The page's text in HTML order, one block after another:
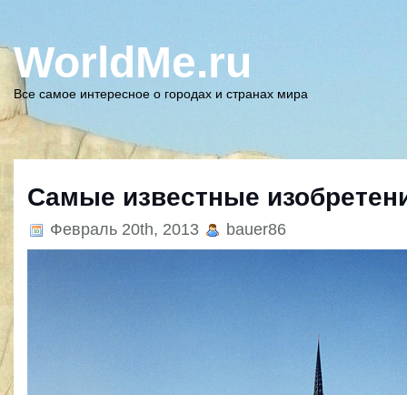
WorldMe.ru
Все самое интересное о городах и странах мира
Самые известные
Февраль 20th, 2013 bauer86